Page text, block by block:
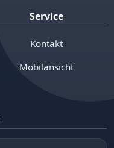
Service
Kontakt
Mobilansicht